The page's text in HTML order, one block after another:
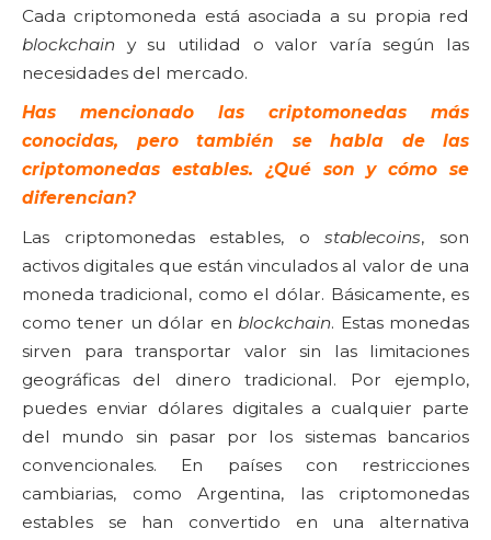
Cada criptomoneda está asociada a su propia red
blockchain y su utilidad o valor varía según las
necesidades del mercado.
Has mencionado las criptomonedas más
conocidas, pero también se habla de las
criptomonedas estables. ¿Qué son y cómo se
diferencian?
Las criptomonedas estables, ostablecoins, son
activos digitales que están vinculados al valor de una
moneda tradicional, como el dólar. Básicamente, es
como tener un dólar enblockchain. Estas monedas
sirven para transportar valor sin las limitaciones
geográficas del dinero tradicional. Por ejemplo,
puedes enviar dólares digitales a cualquier parte
del mundo sin pasar por los sistemas bancarios
convencionales. En países con restricciones
cambiarias, como Argentina, las criptomonedas
estables se han convertido en una alternativa